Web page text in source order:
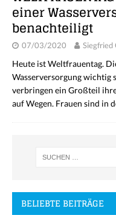
einer
benachteiligt
07/03/2020 Siegfried
Heute ist Weltfrauentag.
Wasserversorgung wichtig
verbringen ein Großteil
auf Wegen. Frauen sind in
BELIEBTE BEITRÄGE